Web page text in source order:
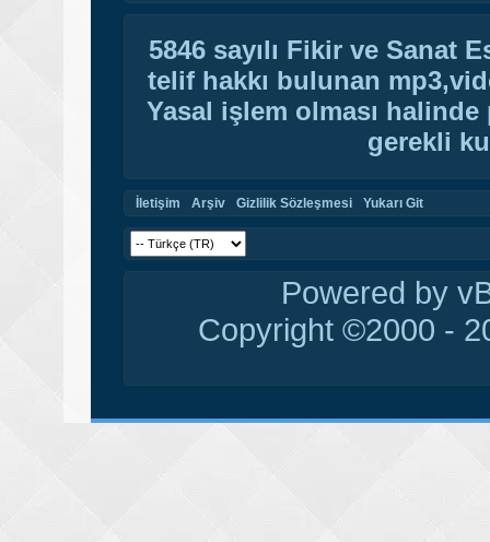
5846 sayılı Fikir ve Sanat
telif hakkı bulunan
Yasal işlem olması
gerekli
İletişim Arşiv Gizlilik Sözleşmesi Yukarı Git
Powered by
Copyright ©2000 -